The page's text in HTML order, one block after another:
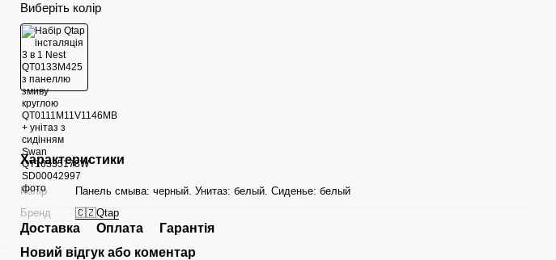
Виберіть колір
Характеристики
Колір
Панель смыва: черный. Унитаз: белый. Сиденье: белый
Бренд
🇨🇿Qtap
Доставка Оплата
Гарантія
Новий відгук або коментар